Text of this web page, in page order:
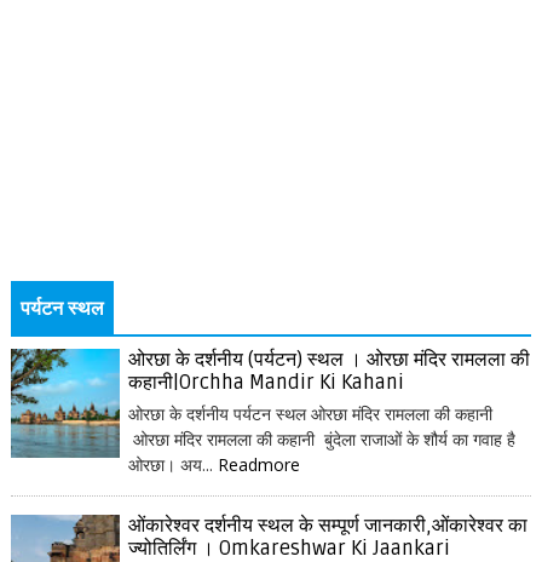
पर्यटन स्थल
ओरछा के दर्शनीय (पर्यटन) स्थल । ओरछा मंदिर रामलला की
कहानी|Orchha Mandir Ki Kahani
ओरछा के दर्शनीय पर्यटन स्थल ओरछा मंदिर रामलला की कहानी
ओरछा मंदिर रामलला की कहानी बुंदेला राजाओं के शौर्य का गवाह है
ओरछा। अय... Readmore
ओंकारेश्वर दर्शनीय स्थल के सम्पूर्ण जानकारी,ओंकारेश्वर का
ज्योतिर्लिंग । Omkareshwar Ki Jaankari